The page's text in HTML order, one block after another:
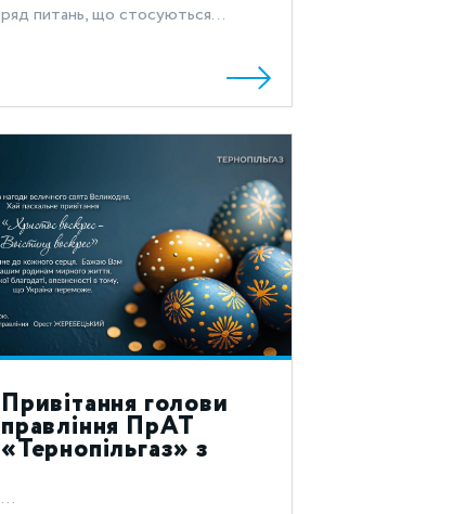
ряд питань, що стосуються...
Привітання голови
правління ПрАТ
«Тернопільгаз» з
святом Воскресіння
Христового 2023!
...